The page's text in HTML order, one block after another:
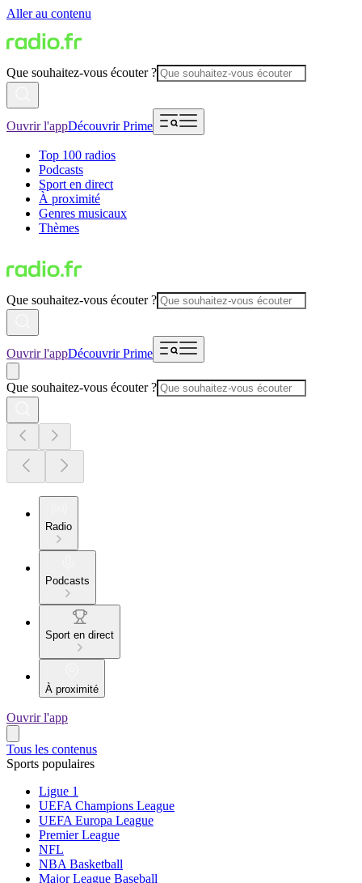
Aller au contenu
Que souhaitez-vous écouter ?
Ouvrir l'appDécouvrir Prime
Top 100 radios
Podcasts
Sport en direct
À proximité
Genres musicaux
Thèmes
Que souhaitez-vous écouter ?
Ouvrir l'appDécouvrir Prime
Que souhaitez-vous écouter ?
Radio
Podcasts
Sport en direct
À proximité
Ouvrir l'app
Tous les contenus
Sports populaires
Ligue 1
UEFA Champions League
UEFA Europa League
Premier League
NFL
NBA Basketball
Major League Baseball